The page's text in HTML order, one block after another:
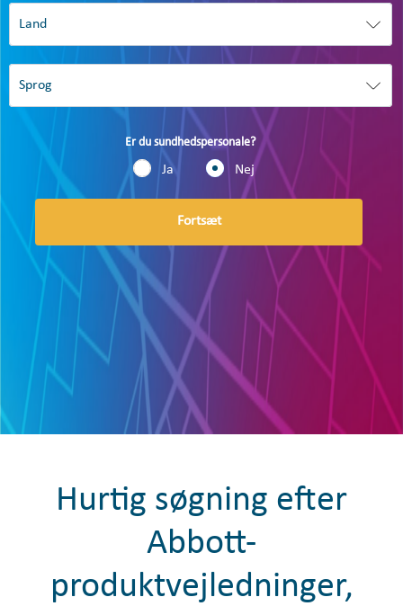
Er du sundhedspersonale?
Ja Nej
Fortsæt
Hurtig søgning efter
Abbott-
produktvejledninger,